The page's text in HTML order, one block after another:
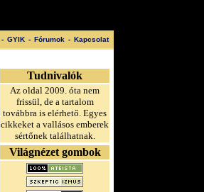
- GYIK - Fórumok - Kapcsolat
Tudnivalók
Az oldal 2009. óta nem
frissül, de a tartalom
továbbra is elérhető. Egyes
cikkeket a vallásos emberek
sértőnek találhatnak.
Világnézet gombok